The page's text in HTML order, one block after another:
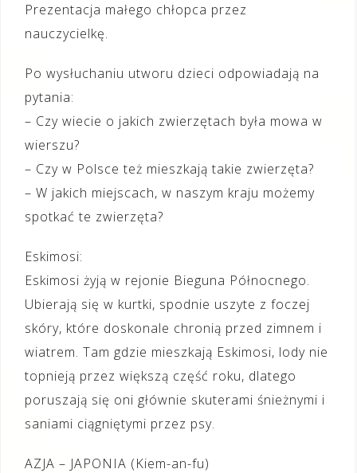
Prezentacja małego chłopca przez
nauczycielkę.
Po wysłuchaniu utworu dzieci odpowiadają na
pytania:
– Czy wiecie o jakich zwierzętach była mowa w
wierszu?
– Czy w Polsce też mieszkają takie zwierzęta?
– W jakich miejscach, w naszym kraju możemy
spotkać te zwierzęta?
Eskimosi:
Eskimosi żyją w rejonie Bieguna Północnego.
Ubierają się w kurtki, spodnie uszyte z foczej
skóry, które doskonale chronią przed zimnem i
wiatrem. Tam gdzie mieszkają Eskimosi, lody nie
topnieją przez większą część roku, dlatego
poruszają się oni głównie skuterami śnieżnymi i
saniami ciągniętymi przez psy.
AZJA – JAPONIA (Kiem-an-fu)